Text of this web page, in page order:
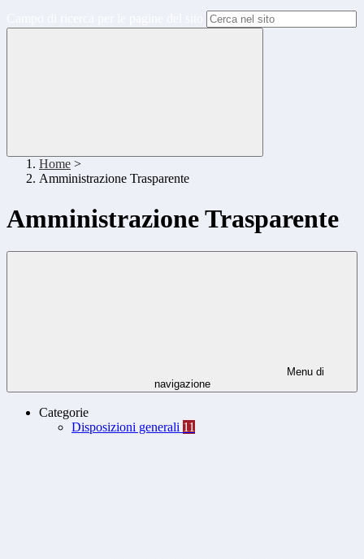
Home >
Amministrazione Trasparente
Amministrazione Trasparente
Menu di
navigazione
Categorie
Disposizioni generali 11